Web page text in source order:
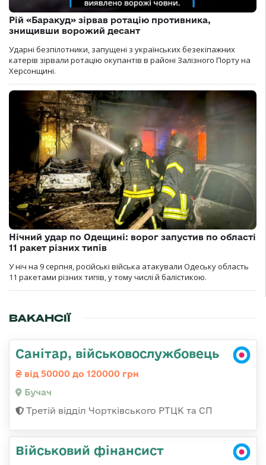
Рій «Баракуд» зірвав ротацію противника,
знищивши ворожий десант
Ударні безпілотники, запущені з українських безекіпажних
катерів зірвали ротацію окупантів в районі Залізного Порту на
Херсонщині.
Нічний удар по Одещині: ворог запустив по області
11 ракет різних типів
У ніч на 9 серпня, російські війська атакували Одеську область
11 ракетами різних типів, у тому числі й балістикою.
ВАКАНСІЇ
Санітар, військовослужбовець
від 50000 до 120000 грн
Бучач
Третій відділ Чортківського РТЦК та СП
Військовий фінансист